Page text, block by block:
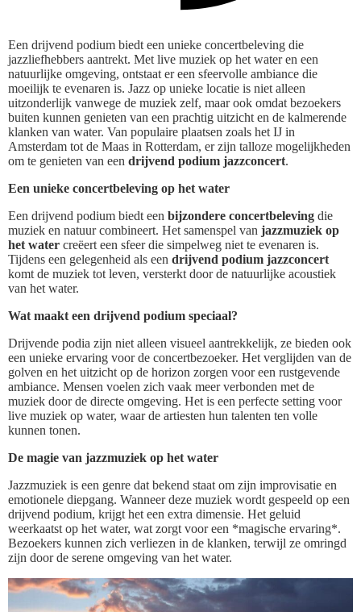
Een drijvend podium biedt een unieke concertbeleving die
jazzliefhebbers aantrekt. Met live muziek op het water en een
natuurlijke omgeving, ontstaat er een sfeervolle ambiance die
moeilijk te evenaren is. Jazz op unieke locatie is niet alleen
uitzonderlijk vanwege de muziek zelf, maar ook omdat bezoekers
buiten kunnen genieten van een prachtig uitzicht en de kalmerende
klanken van water. Van populaire plaatsen zoals het IJ in
Amsterdam tot de Maas in Rotterdam, er zijn talloze mogelijkheden
om te genieten van een drijvend podium jazzconcert.
Een unieke concertbeleving op het water
Een drijvend podium biedt een bijzondere concertbeleving die
muziek en natuur combineert. Het samenspel van jazzmuziek op
het water creëert een sfeer die simpelweg niet te evenaren is.
Tijdens een gelegenheid als een drijvend podium jazzconcert
komt de muziek tot leven, versterkt door de natuurlijke acoustiek
van het water.
Wat maakt een drijvend podium speciaal?
Drijvende podia zijn niet alleen visueel aantrekkelijk, ze bieden ook
een unieke ervaring voor de concertbezoeker. Het verglijden van de
golven en het uitzicht op de horizon zorgen voor een rustgevende
ambiance. Mensen voelen zich vaak meer verbonden met de
muziek door de directe omgeving. Het is een perfecte setting voor
live muziek op water, waar de artiesten hun talenten ten volle
kunnen tonen.
De magie van jazzmuziek op het water
Jazzmuziek is een genre dat bekend staat om zijn improvisatie en
emotionele diepgang. Wanneer deze muziek wordt gespeeld op een
drijvend podium, krijgt het een extra dimensie. Het geluid
weerkaatst op het water, wat zorgt voor een *magische ervaring*.
Bezoekers kunnen zich verliezen in de klanken, terwijl ze omringd
zijn door de serene omgeving van het water.